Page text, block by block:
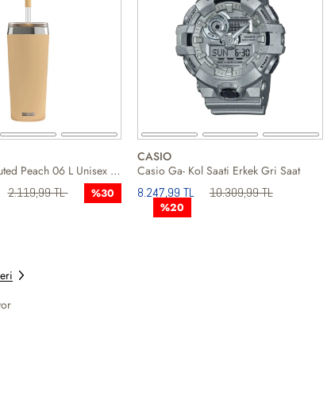
Sigg Helia Muted Peach 06 L Unisex Matara
2.119,99 TL %30
CASIO
Casio Ga- Kol Saati Erkek Gri Saat
8.247,99 TL 10.309,99 TL
%20